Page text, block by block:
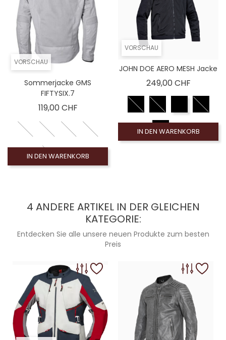
VORSCHAU
Sommerjacke GMS
FIFTYSIX.7
119,00 CHFPreis
IN DEN WARENKORB
VORSCHAU
JOHN DOE AERO MESH Jacke
249,00 CHFPreis
IN DEN WARENKORB
4 ANDERE ARTIKEL IN DER GLEICHEN
KATEGORIE:
Entdecken Sie alle unsere neuen Produkte zum besten
Preis